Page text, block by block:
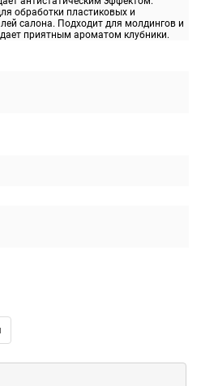
обработки пластиковых и
салона. Подходит для молдингов и
приятным ароматом клубники.